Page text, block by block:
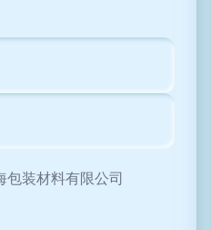
包装材料有限公司